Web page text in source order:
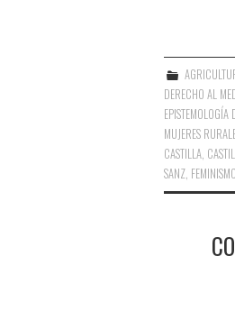
DERECHO AL
EPISTEMOLOGÍA
MUJERES
CASTILLA,
SANZ,